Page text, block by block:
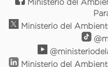
Ministerio del
Ministerio del
Ministerio del